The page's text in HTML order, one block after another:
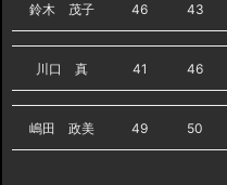
鈴木 茂子 46 43
川口 真 41 46
嶋田 政美 49 50